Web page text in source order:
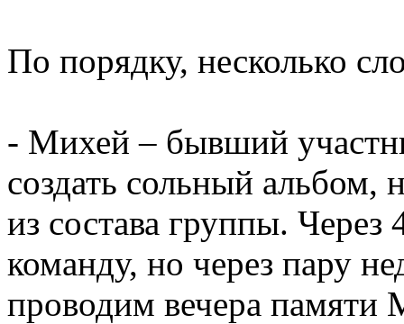
По порядку, несколько
- Михей – бывший
создать сольный альбом,
из состава группы.
команду, но через пару
проводим вечера памяти